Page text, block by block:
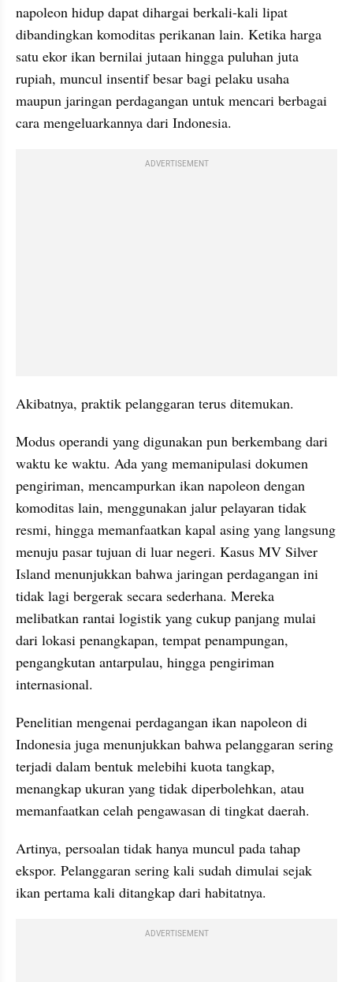
napoleon hidup dapat dihargai berkali-kali lipat
dibandingkan komoditas perikanan lain. Ketika harga
satu ekor ikan bernilai jutaan hingga puluhan juta
rupiah, muncul insentif besar bagi pelaku usaha
maupun jaringan perdagangan untuk mencari berbagai
cara mengeluarkannya dari Indonesia.
ADVERTISEMENT
Akibatnya, praktik pelanggaran terus ditemukan.
Modus operandi yang digunakan pun berkembang dari
waktu ke waktu. Ada yang memanipulasi dokumen
pengiriman, mencampurkan ikan napoleon dengan
komoditas lain, menggunakan jalur pelayaran tidak
resmi, hingga memanfaatkan kapal asing yang langsung
menuju pasar tujuan di luar negeri. Kasus MV Silver
Island menunjukkan bahwa jaringan perdagangan ini
tidak lagi bergerak secara sederhana. Mereka
melibatkan rantai logistik yang cukup panjang mulai
dari lokasi penangkapan, tempat penampungan,
pengangkutan antarpulau, hingga pengiriman
internasional.
Penelitian mengenai perdagangan ikan napoleon di
Indonesia juga menunjukkan bahwa pelanggaran sering
terjadi dalam bentuk melebihi kuota tangkap,
menangkap ukuran yang tidak diperbolehkan, atau
memanfaatkan celah pengawasan di tingkat daerah.
Artinya, persoalan tidak hanya muncul pada tahap
ekspor. Pelanggaran sering kali sudah dimulai sejak
ikan pertama kali ditangkap dari habitatnya.
ADVERTISEMENT